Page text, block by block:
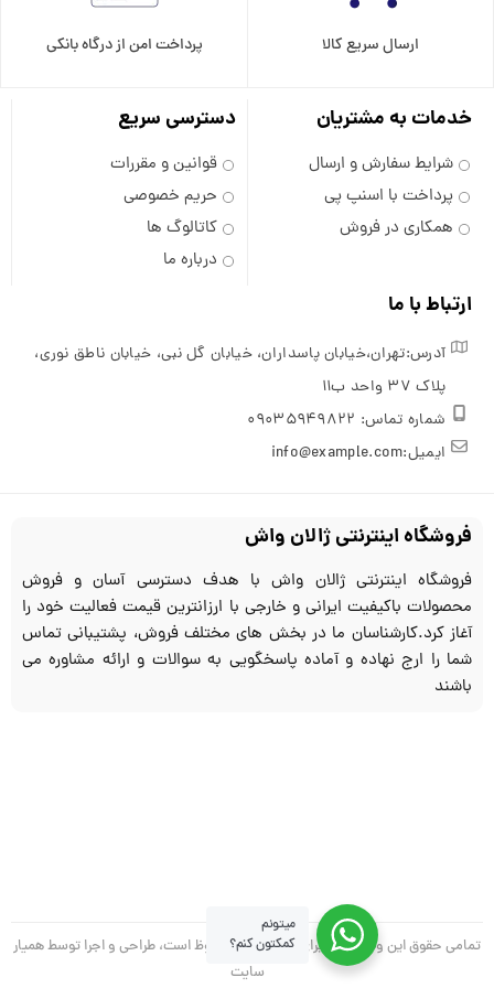
ارسال سریع کالا پرداخت امن از درگاه بانکی
خدمات به مشتریان
شرایط سفارش و ارسال
پرداخت با اسنپ پی
همکاری در فروش
دسترسی سریع
قوانین و مقررات
حریم خصوصی
کاتالوگ ها
درباره ما
ارتباط با ما
آدرس:تهران،خیابان پاسداران، خیابان گل نبی، خیابان ناطق نوری،
پلاک 37 واحد ب11
شماره تماس: 09035949822
ایمیل:info@example.com
فروشگاه اینترنتی ژالان واش
فروشگاه اینترنتی ژالان واش با هدف دسترسی آسان و فروش
محصولات باکیفیت ایرانی و خارجی با ارزانترین قیمت فعالیت خود را
آغاز کرد.کارشناسان ما در بخش های مختلف فروش، پشتیبانی تماس
شما را ارج نهاده و آماده پاسخگویی به سوالات و ارائه مشاوره می
باشند
تمامی حقوق این وب سایت برای ژالان واش محفوظ است، طراحی و اجرا توسط همیار
سایت
میتونم
کمکتون کنم؟